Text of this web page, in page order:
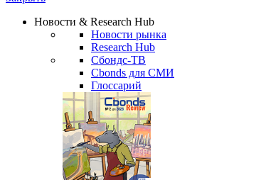
Новости & Research Hub
Новости рынка
Research Hub
Сбондс-ТВ
Cbonds для СМИ
Глоссарий